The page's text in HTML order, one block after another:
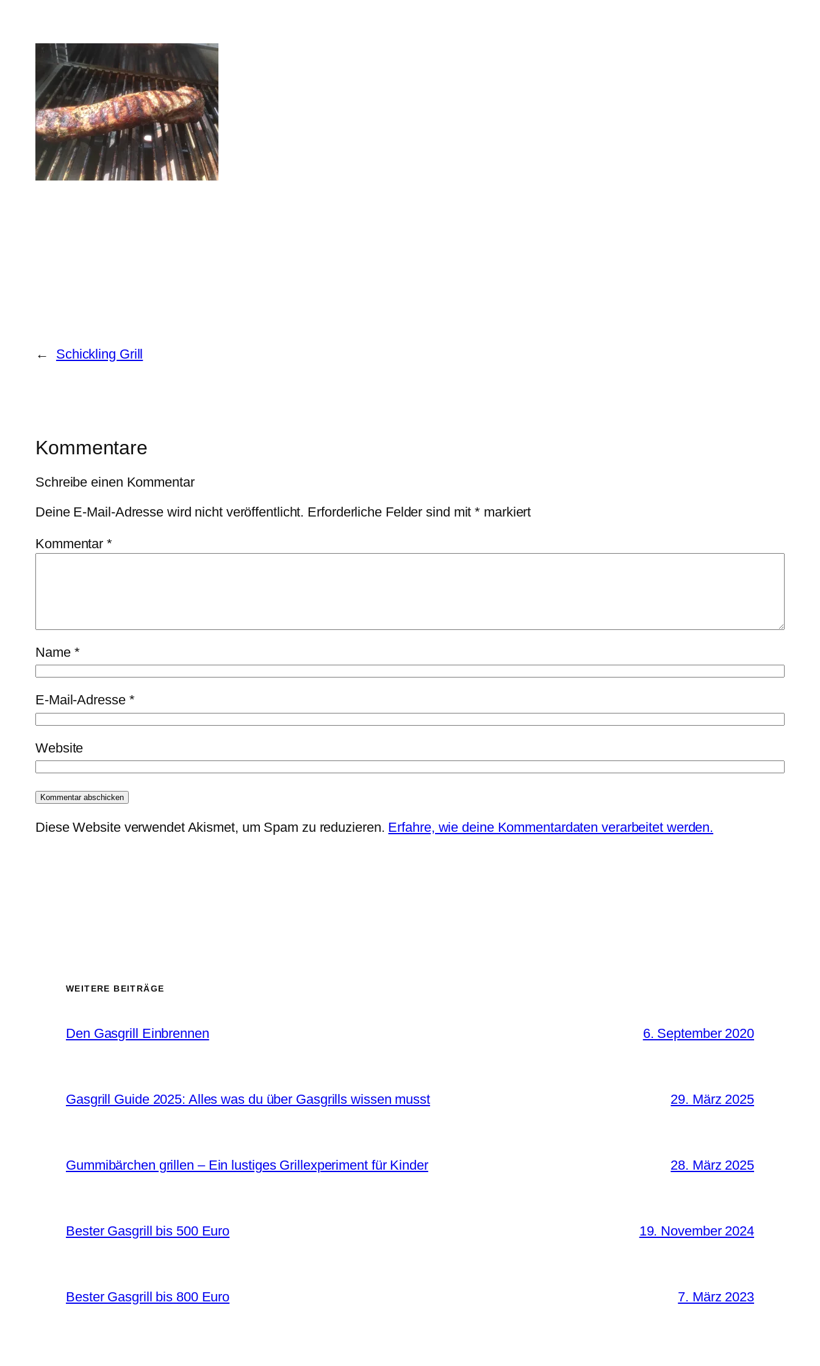
← Schickling Grill
Kommentare
Schreibe einen Kommentar
Deine E-Mail-Adresse wird nicht veröffentlicht. Erforderliche Felder sind mit* markiert
Kommentar*
Name *
E-Mail-Adresse *
Website
Diese Website verwendet Akismet, um Spam zu reduzieren. Erfahre, wie deine Kommentardaten verarbeitet werden.
WEITERE BEITRÄGE
Den Gasgrill Einbrennen 6. September 2020
Gasgrill Guide 2025: Alles was du über Gasgrills wissen musst 29. März 2025
Gummibärchen grillen – Ein lustiges Grillexperiment für Kinder 28. März 2025
Bester Gasgrill bis 500 Euro 19. November 2024
Bester Gasgrill bis 800 Euro 7. März 2023